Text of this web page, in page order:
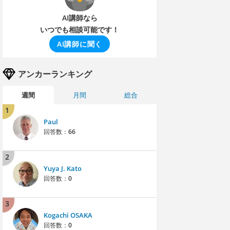
AI講師なら
いつでも相談可能です！
AI講師に聞く
アンカーランキング
週間 月間 総合
1
Paul
回答数： 66
2
Yuya J. Kato
回答数： 0
3
Kogachi OSAKA
回答数： 0